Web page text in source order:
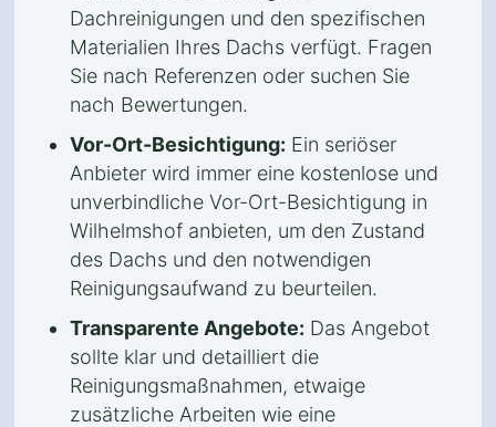
Dachreinigungen und den spezifischen
Materialien Ihres Dachs verfügt. Fragen
Sie nach Referenzen oder suchen Sie
nach Bewertungen.
Vor-Ort-Besichtigung: Ein seriöser
Anbieter wird immer eine kostenlose und
unverbindliche Vor-Ort-Besichtigung in
Wilhelmshof anbieten, um den Zustand
des Dachs und den notwendigen
Reinigungsaufwand zu beurteilen.
Transparente Angebote: Das Angebot
sollte klar und detailliert die
Reinigungsmaßnahmen, etwaige
zusätzliche Arbeiten wie eine